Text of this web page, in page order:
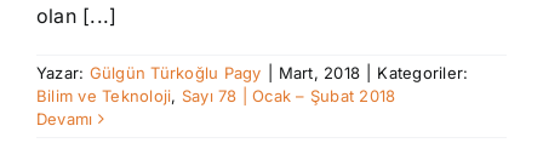
olan [...]
Yazar: Gülgün Türkoğlu Pagy Mart, 2018
Kategoriler:
Bilim ve Teknoloji, Sayı 78 | Ocak – Şubat 2018
Devamı